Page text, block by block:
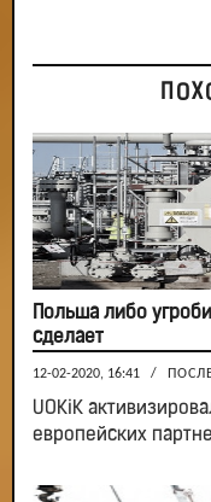
Польша либо
сделает
12-02-2020, 16:41 /
UOKiK
европейских